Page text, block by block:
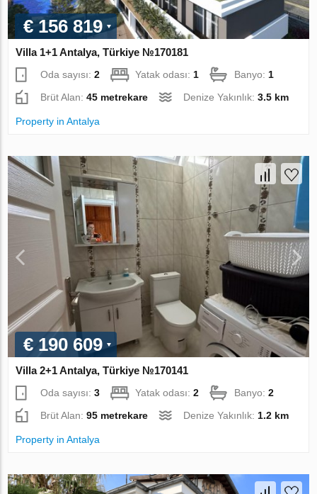
€ 156 819
Villa 1+1 Antalya, Türkiye №170181
Oda sayısı:2 Yatak odası:1 Banyo:1
Brüt Alan:45 metrekare Denize Yakınlık:3.5 km
Property in Antalya
€ 190 609
Villa 2+1 Antalya, Türkiye №170141
Oda sayısı:3 Yatak odası:2 Banyo:2
Brüt Alan:95 metrekare Denize Yakınlık: 1.2 km
Property in Antalya